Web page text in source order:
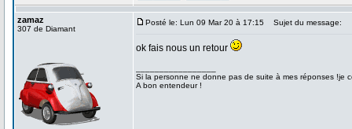
zamaz
307 de Diamant
Posté le: Lun 09 Mar 20 à 17:15 Sujet du message:
ok fais nous un retour
Si la personne ne donne pas de suite à mes réponses !je
A bon entendeur !